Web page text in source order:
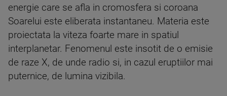
energie care se afla in cromosfera si coroana
Soarelui este eliberata instantaneu. Materia este
proiectata la viteza foarte mare in spatiul
interplanetar. Fenomenul este insotit de o emisie
de raze X, de unde radio si, in cazul eruptiilor mai
puternice, de lumina vizibila.